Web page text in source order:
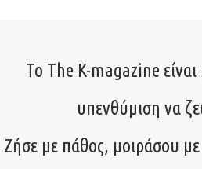
Το The K-magazine
υπενθύμιση να
Ζήσε με πάθος, μοιράσου